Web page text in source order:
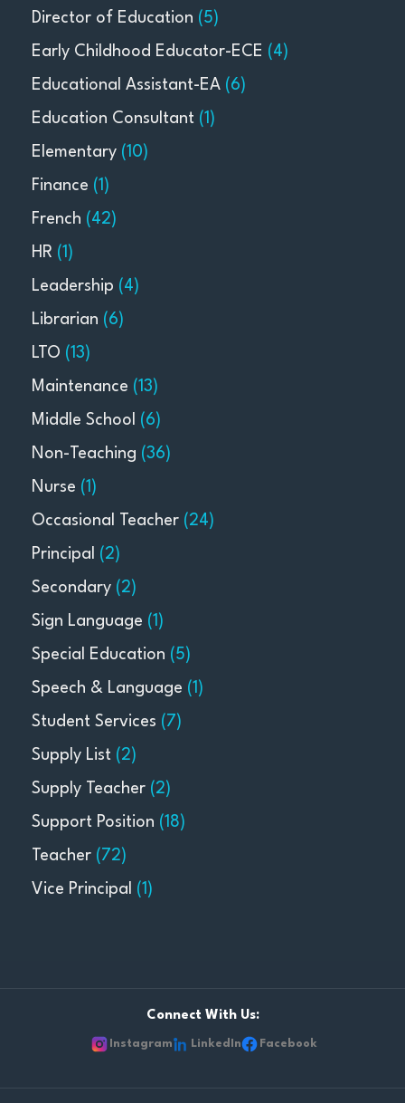
Director of Education (5)
Early Childhood Educator-ECE (4)
Educational Assistant-EA (6)
Education Consultant (1)
Elementary (10)
Finance (1)
French (42)
HR (1)
Leadership (4)
Librarian (6)
LTO (13)
Maintenance (13)
Middle School (6)
Non-Teaching (36)
Nurse (1)
Occasional Teacher (24)
Principal (2)
Secondary (2)
Sign Language (1)
Special Education (5)
Speech & Language (1)
Student Services (7)
Supply List (2)
Supply Teacher (2)
Support Position (18)
Teacher (72)
Vice Principal (1)
Connect With Us:
Instagram LinkedIn Facebook